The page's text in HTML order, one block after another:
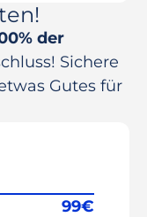
der
Sichere
Gutes für
99€